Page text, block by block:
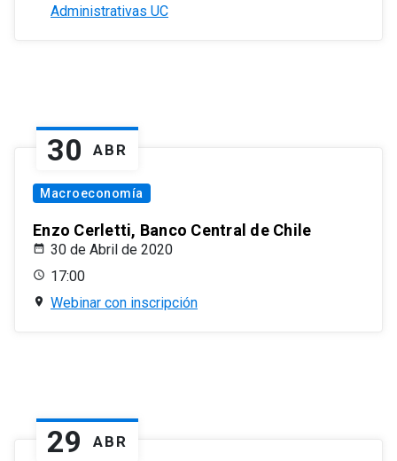
Administrativas UC
30 ABR
Macroeconomía
Enzo Cerletti, Banco Central de Chile
30 de Abril de 2020
17:00
Webinar con inscripción
29 ABR